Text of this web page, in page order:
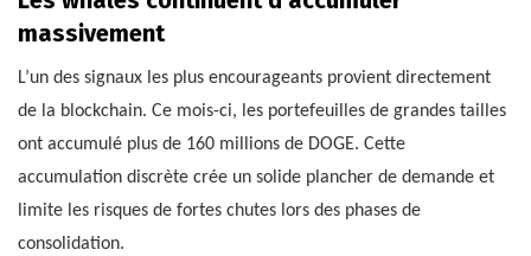
massivement
L’un des signaux les plus encourageants provient directement
de la blockchain. Ce mois-ci, les portefeuilles de grandes tailles
ont accumulé plus de 160 millions de DOGE. Cette
accumulation discrète crée un solide plancher de demande et
limite les risques de fortes chutes lors des phases de
consolidation.